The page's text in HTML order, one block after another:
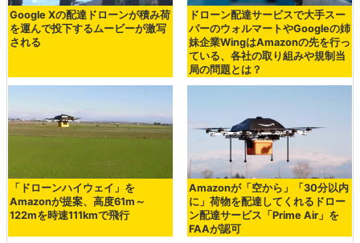
Google Xの配達ドローンが積み荷
を運んで投下するムービーが激写
される
ドローン配達サービスで大手スー
パーのウォルマートやGoogleの姉
妹企業WingはAmazonの先を行っ
ている、各社の取り組みや規制当
局の問題とは？
「ドローンハイウェイ」を
Amazonが提案、高度61m～
122mを時速111kmで飛行
Amazonが「空から」「30分以内
に」荷物を配達してくれるドロー
ン配達サービス「Prime Air」を
FAAが認可